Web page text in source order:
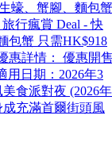
蠔、蟹腳、麵包蟹
行瘋賞 Deal - 快
包蟹 只需HK$918
惠詳情： 優惠開
用日期：2026年3
食派對夜 (2026年
成充滿首爾街頭風